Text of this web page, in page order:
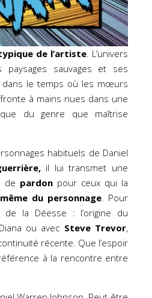
de l’artiste. L’univers
paysages sauvages et ses
dans le temps où les mœurs
à mains nues dans une
du genre que maîtrise
habituels de Daniel
il lui transmet une
de pardon pour ceux qui la
du personnage. Pour
de la Déesse : l’origine du
ou avec Steve Trevor,
récente. Que l’espoir
à la rencontre entre